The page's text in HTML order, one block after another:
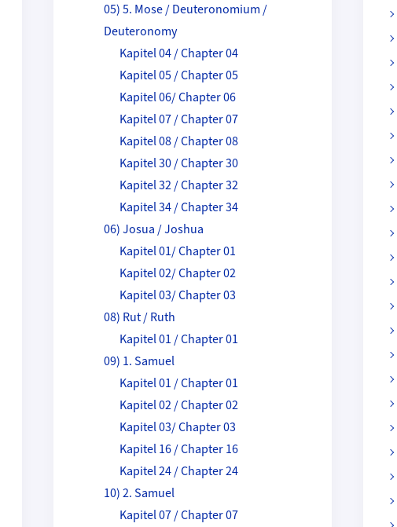
05) 5. Mose / Deuteronomium /
Deuteronomy
Kapitel 04 / Chapter 04
Kapitel 05 / Chapter 05
Kapitel 06/ Chapter 06
Kapitel 07 / Chapter 07
Kapitel 08 / Chapter 08
Kapitel 30 / Chapter 30
Kapitel 32 / Chapter 32
Kapitel 34 / Chapter 34
06) Josua / Joshua
Kapitel 01/ Chapter 01
Kapitel 02/ Chapter 02
Kapitel 03/ Chapter 03
08) Rut / Ruth
Kapitel 01 / Chapter 01
09) 1. Samuel
Kapitel 01 / Chapter 01
Kapitel 02 / Chapter 02
Kapitel 03/ Chapter 03
Kapitel 16 / Chapter 16
Kapitel 24 / Chapter 24
10) 2. Samuel
Kapitel 07 / Chapter 07